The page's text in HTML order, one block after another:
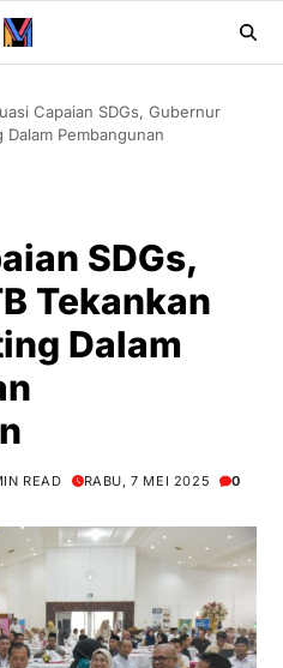
Capaian SDGs, Gubernur
Dalam Pembangunan
SDGs,
Tekankan
Dalam
READ RABU, 7 MEI 2025 0